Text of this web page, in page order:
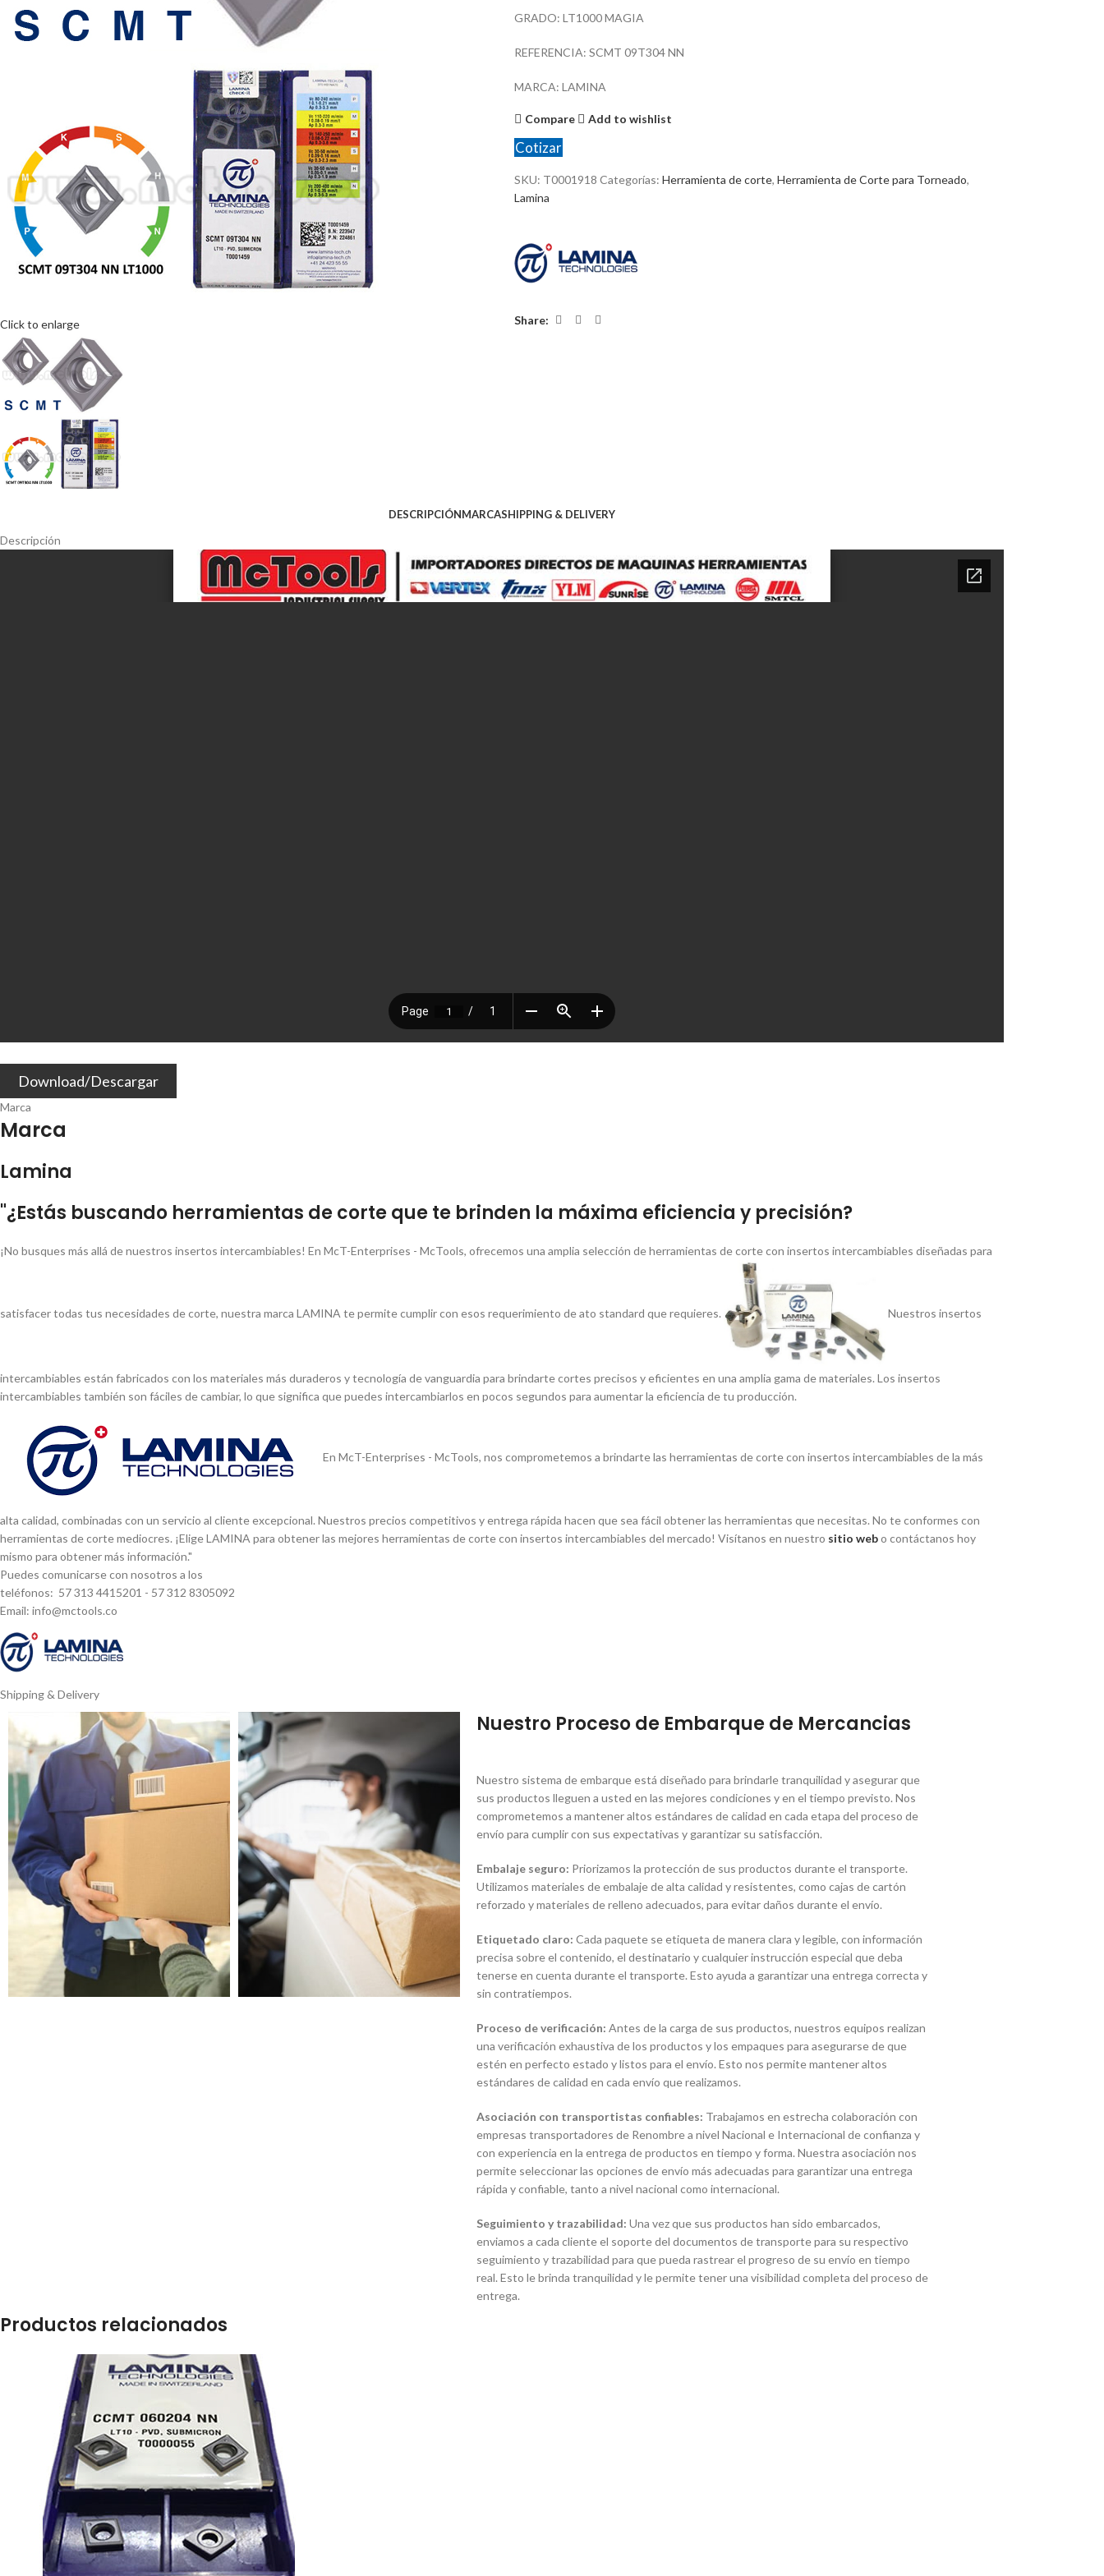
Click to enlarge
GRADO: LT1000 MAGIA
REFERENCIA: SCMT 09T304 NN
MARCA: LAMINA
Compare Add to wishlist
Cotizar
SKU: T0001918 Categorías: Herramienta de corte, Herramienta de Corte para Torneado,
Lamina
Share:
DESCRIPCIÓNMARCASHIPPING & DELIVERY
Descripción
Download/Descargar
Marca
Marca
Lamina
"¿Estás buscando herramientas de corte que te brinden la máxima eficiencia y precisión?
¡No busques más allá de nuestros insertos intercambiables! En McT-Enterprises - McTools, ofrecemos una amplia selección de herramientas de corte con insertos intercambiables diseñadas para
satisfacer todas tus necesidades de corte, nuestra marca LAMINA te permite cumplir con esos requerimiento de ato standard que requieres. Nuestros insertos
intercambiables están fabricados con los materiales más duraderos y tecnologí­a de vanguardia para brindarte cortes precisos y eficientes en una amplia gama de materiales. Los insertos
intercambiables también son fáciles de cambiar, lo que significa que puedes intercambiarlos en pocos segundos para aumentar la eficiencia de tu producción.
En McT-Enterprises - McTools, nos comprometemos a brindarte las herramientas de corte con insertos intercambiables de la más
alta calidad, combinadas con un servicio al cliente excepcional. Nuestros precios competitivos y entrega rápida hacen que sea fácil obtener las herramientas que necesitas. No te conformes con
herramientas de corte mediocres. ¡Elige LAMINA para obtener las mejores herramientas de corte con insertos intercambiables del mercado! Visí­tanos en nuestro sitio webo contáctanos hoy
mismo para obtener más información."
Puedes comunicarse con nosotros a los
teléfonos: 57 313 4415201 - 57 312 8305092
Email: info@mctools.co
Shipping & Delivery
Nuestro Proceso de Embarque de Mercancias
Nuestro sistema de embarque está diseñado para brindarle tranquilidad y asegurar que
sus productos lleguen a usted en las mejores condiciones y en el tiempo previsto. Nos
comprometemos a mantener altos estándares de calidad en cada etapa del proceso de
envío para cumplir con sus expectativas y garantizar su satisfacción.
Embalaje seguro: Priorizamos la protección de sus productos durante el transporte.
Utilizamos materiales de embalaje de alta calidad y resistentes, como cajas de cartón
reforzado y materiales de relleno adecuados, para evitar daños durante el envío.
Etiquetado claro: Cada paquete se etiqueta de manera clara y legible, con información
precisa sobre el contenido, el destinatario y cualquier instrucción especial que deba
tenerse en cuenta durante el transporte. Esto ayuda a garantizar una entrega correcta y
sin contratiempos.
Proceso de verificación: Antes de la carga de sus productos, nuestros equipos realizan
una verificación exhaustiva de los productos y los empaques para asegurarse de que
estén en perfecto estado y listos para el envío. Esto nos permite mantener altos
estándares de calidad en cada envío que realizamos.
Asociación con transportistas confiables: Trabajamos en estrecha colaboración con
empresas transportadores de Renombre a nivel Nacional e Internacional de confianza y
con experiencia en la entrega de productos en tiempo y forma. Nuestra asociación nos
permite seleccionar las opciones de envío más adecuadas para garantizar una entrega
rápida y confiable, tanto a nivel nacional como internacional.
Seguimiento y trazabilidad: Una vez que sus productos han sido embarcados,
enviamos a cada cliente el soporte del documentos de transporte para su respectivo
seguimiento y trazabilidad para que pueda rastrear el progreso de su envío en tiempo
real. Esto le brinda tranquilidad y le permite tener una visibilidad completa del proceso de
entrega.
Productos relacionados